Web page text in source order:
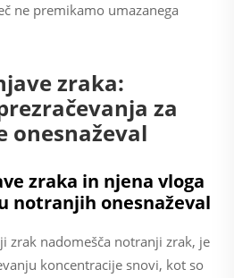
ne premikamo umazanega
zraka:
za
onesnaževal
zraka in njena vloga
notranjih onesnaževal
zrak nadomešča notranji zrak, je
koncentracije snovi, kot so